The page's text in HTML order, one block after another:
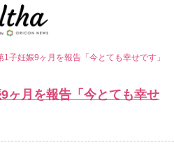
1子妊娠9ヶ月を報告「今とても幸せです」
ヶ月を報告「今とても幸せ